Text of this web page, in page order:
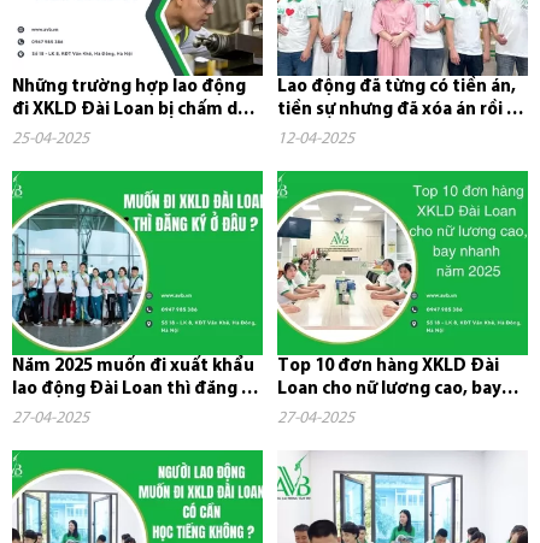
Những trường hợp lao động
đi XKLD Đài Loan bị chấm dứt
hợp đồng và phải về nước
25-04-2025
Lao động đã từng có tiền án,
tiền sự nhưng đã xóa án rồi có
đi xuất khẩu lao...
12-04-2025
Năm 2025 muốn đi xuất khẩu
lao động Đài Loan thì đăng ký
ở đâu?
27-04-2025
Top 10 đơn hàng XKLD Đài
Loan cho nữ lương cao, bay
nhanh năm 2025
27-04-2025